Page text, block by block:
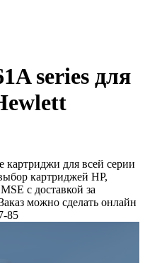
series для
картриджи для всей серии
картриджей HP,
с доставкой за
можно сделать онлайн
85